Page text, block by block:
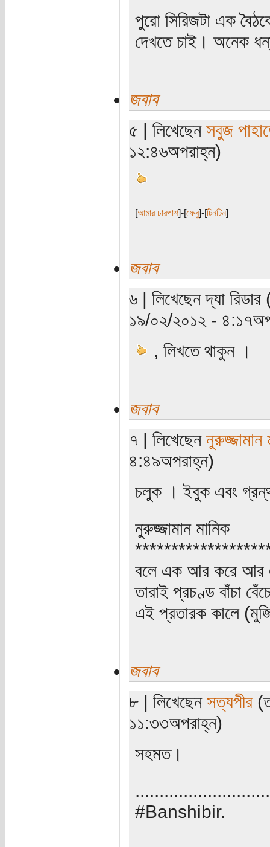
পুরো সিরিজটা এক
দেখতে চাই। অনেক
জবাব
৫ | লিখেছেন সবুজ
১২:৪৬অপরাহ্ন)
[আমার চারপাশ]-[ফেবু]-[টিনটিন]
জবাব
৬ | লিখেছেন দ্যা রিডার
১৯/০২/২০১২ -
, লিখতে থাকুন ।
জবাব
৭ | লিখেছেন নুরুজ্জামান
৪:৪৯অপরাহ্ন)
চলুক । ইবুক এবং
নুরুজ্জামান মানিক
বলে এক আর করে আর
তারাই প্রচণ্ড বাঁচা
এই প্রতারক কালে
জবাব
৮ | লিখেছেন সত্যপীর
১১:৩৩অপরাহ্ন)
সহমত।
#Banshibir.